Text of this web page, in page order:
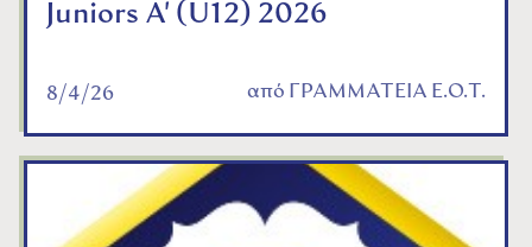
Juniors A' (U12) 2026
8/4/26 από ΓΡΑΜΜΑΤΕΙΑ Ε.Ο.Τ.